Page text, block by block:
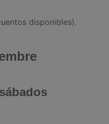
disponibles).